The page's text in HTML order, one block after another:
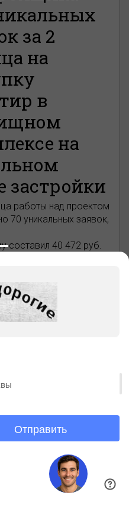
за 2
на
в
на
застройки
работы над проектом
70 уникальных заявок,
составил 40 472 руб.
на покупку
по акции
источников
Смотреть кейс
с
данных о
ОК
свой вопрос, я